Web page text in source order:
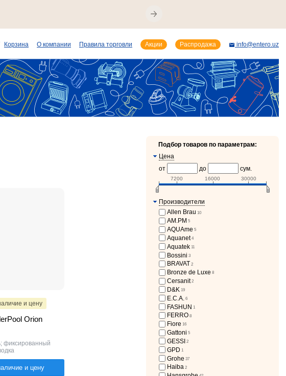
и цену
Orion
фиксированный
и цену
Подбор товаров по параметрам:
Цена
от
до сум.
7200 16000 30000
Производители
Allen Brau 10
AM.PM 5
AQUAme 5
Aquanet 4
Aquatek 11
Bossini 3
BRAVAT 2
Bronze de Luxe 8
Cersanit 2
D&K 19
E.C.A. 6
FASHUN 1
FERRO 8
Fiore 16
Gattoni 5
GESSI 2
GPD 1
Grohe 37
Haiba 2
Корзина О компании Правила торговли Акции Распродажа info@entero.uz